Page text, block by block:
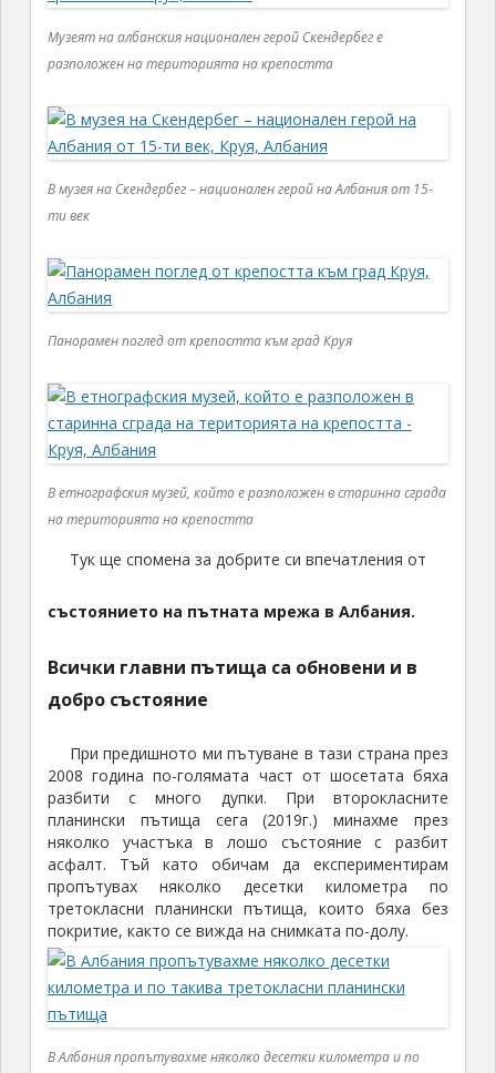
Музеят на албанския национален герой Скендербег е
разположен на територията на крепостта
В музея на Скендербег – национален герой на Албания от 15-
ти век
Панорамен поглед от крепостта към град Круя
В етнографския музей, който е разположен в старинна сграда
на територията на крепостта
Тук ще спомена за добрите си впечатления от
състоянието на пътната мрежа в Албания.
Всички главни пътища са обновени и в
добро състояние
При предишното ми пътуване в тази страна през
2008 година по-голямата част от шосетата бяха
разбити с много дупки. При второкласните
планински пътища сега (2019г.) минахме през
няколко участъка в лошо състояние с разбит
асфалт. Тъй като обичам да експериментирам
пропътувах няколко десетки километра по
третокласни планински пътища, които бяха без
покритие, както се вижда на снимката по-долу.
В Албания пропътувахме няколко десетки километра и по